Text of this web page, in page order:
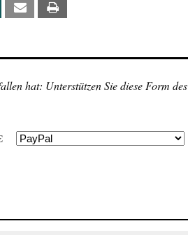
Xing Email
hat: Unterstützen Sie diese Form des